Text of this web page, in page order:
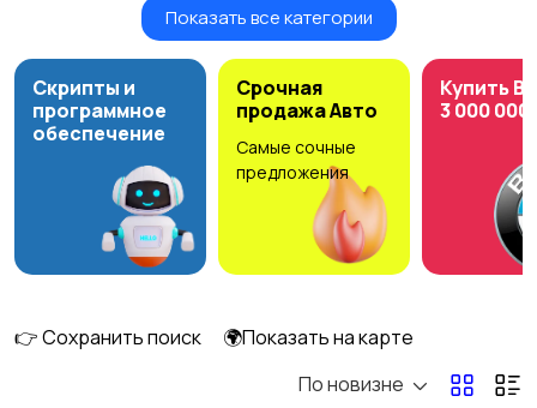
Грызуны
С/х животные
Показать все категории
Скрипты и
программное
обеспечение
Срочная
продажа Авто
Самые сочные
предложения
Купить
3 000 000
👉 Сохранить поиск
🌍Показать на карте
По новизне